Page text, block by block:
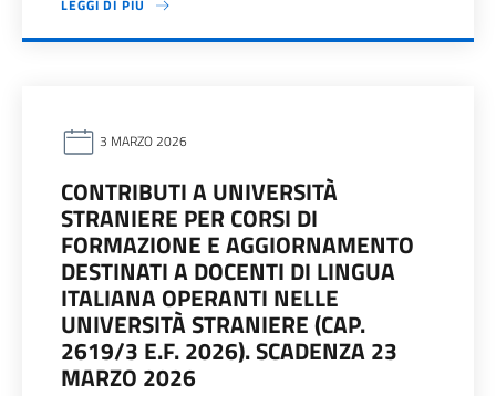
LEGGI DI PIÙ
3 MARZO 2026
CONTRIBUTI A UNIVERSITÀ
STRANIERE PER CORSI DI
FORMAZIONE E AGGIORNAMENTO
DESTINATI A DOCENTI DI LINGUA
ITALIANA OPERANTI NELLE
UNIVERSITÀ STRANIERE (CAP.
2619/3 E.F. 2026). SCADENZA 23
MARZO 2026